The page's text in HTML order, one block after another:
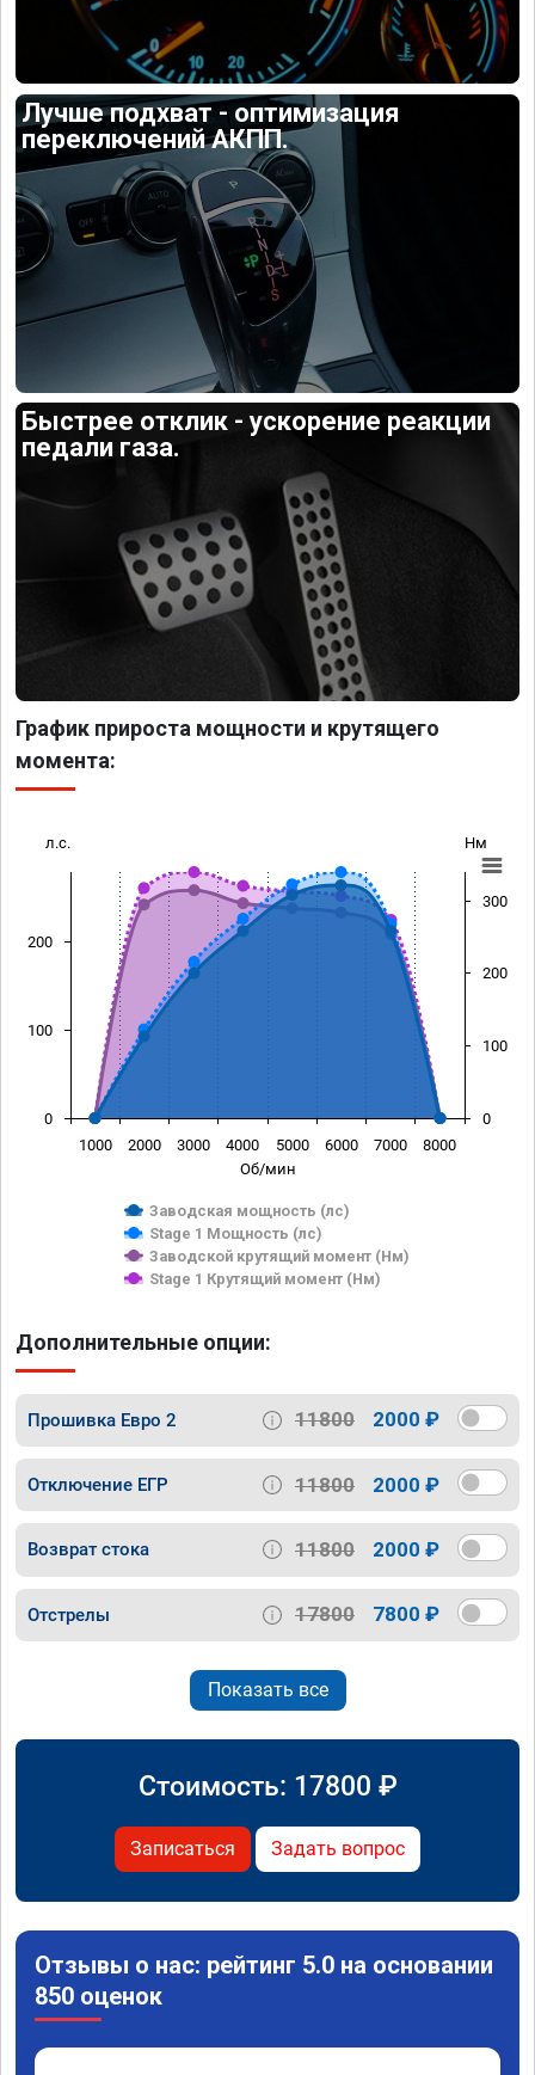
Лучше подхват - оптимизация
переключений АКПП.
Быстрее отклик - ускорение реакции
педали газа.
График прироста мощности и крутящего
момента:
Об/мин
л.с. Нм
Заводская мощность (лс)
Stage 1 Мощность (лс)
Заводской крутящий момент (Нм)
Stage 1 Крутящий момент (Нм)
1000 2000 3000 4000 5000 6000 7000 8000
0
100
200
0
100
200
300
Дополнительные опции:
Прошивка Евро 2 11800 2000 ₽
Отключение ЕГР 11800 2000 ₽
Возврат стока 11800 2000 ₽
Отстрелы 17800 7800 ₽
Показать все
Стоимость: 17800 ₽
Записаться Задать вопрос
Отзывы о нас: рейтинг 5.0 на основании
850 оценок